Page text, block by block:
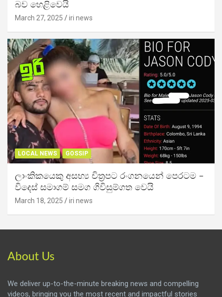
බව හෙළිවෙයි
March 27, 2025 iri news
LOCAL NEWS GOSSIP
ලාංකිකයෙකු අසභ්‍ය චිත්‍රපට රංගනයෙන් පෙරටම –
විදෙස් සමාගම් සමග ගිවිසුම්ගත වෙයි
March 18, 2025 iri news
About Us
We deliver up-to-the-minute breaking news and compelling
videos, bringing you the most recent and impactful stories